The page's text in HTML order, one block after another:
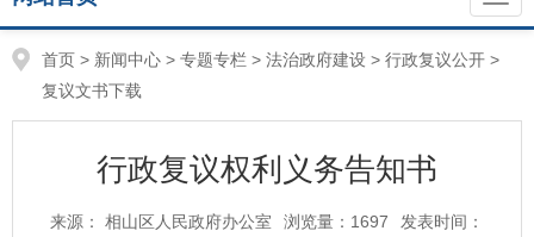
首页 > 新闻中心 > 专题专栏 > 法治政府建设 > 行政复议公开 >
复议文书下载
行政复议权利义务告知书
来源： 相山区人民政府办公室 浏览量： 1697
发表时间：